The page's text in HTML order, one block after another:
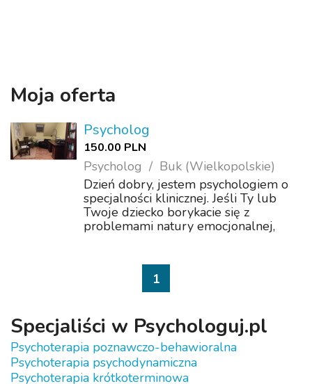
Moja oferta
Psycholog
150.00 PLN
Psycholog
Buk (Wielkopolskie)
Dzień dobry, jestem psychologiem o
specjalności klinicznej. Jeśli Ty lub
Twoje dziecko borykacie się z
problemami natury emocjonalnej,
osobami dorosłymi.
1
Specjaliści w Psychologuj.pl
Psychoterapia poznawczo-behawioralna
Psychoterapia psychodynamiczna
Psychoterapia krótkoterminowa